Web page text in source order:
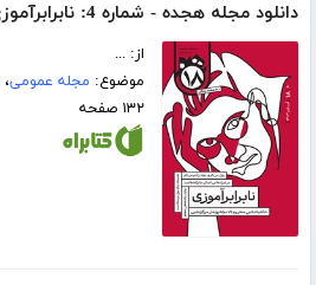
دانلود مجله هجده - شماره 4: نابرابرآموزی
از: ...
موضوع: مجله عمومی،
۱۳۲ صفحه